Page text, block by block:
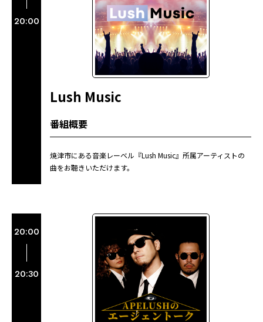
20:00
Lush Music
番組概要
焼津市にある音楽レーベル『Lush Music』所属アーティストの
曲をお聴きいただけます。
20:00
20:30